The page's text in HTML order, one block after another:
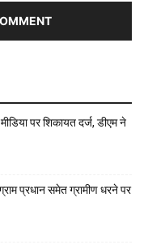
पर शिकायत दर्ज, डीएम ने
प्रधान समेत ग्रामीण धरने पर